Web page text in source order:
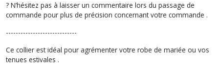
? N’hésitez pas à laisser un commentaire lors du passage de
commande pour plus de précision concernant votre commande .
-----------------------------
Ce collier est idéal pour agrémenter votre robe de mariée ou vos
tenues estivales .